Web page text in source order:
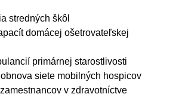
stredných škôl
domácej ošetrovateľskej
primárnej starostlivosti
siete mobilných hospicov
v zdravotníctve